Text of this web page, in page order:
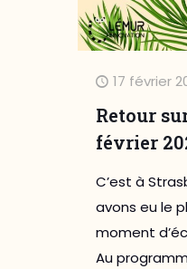
17 février
Retour
février
C’est à
avons eu le
moment
Au